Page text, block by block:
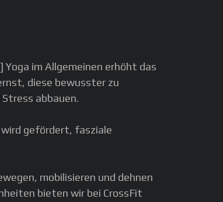
Yoga im Allgemeinen erhöht das
diese bewusster zu
abbauen.
wird gefördert, fasziale
mobilisieren und dehnen
bieten wir bei CrossFit